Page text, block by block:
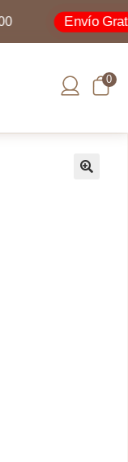
Envío Gratis
0